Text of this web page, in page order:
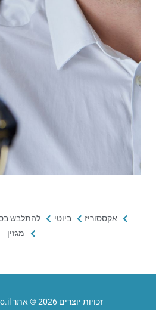
אקססוריז ביוטי להתלבש בסטייל
מגזין
זכויות יוצרים 2026 © אתר www.rami-lee.co.il